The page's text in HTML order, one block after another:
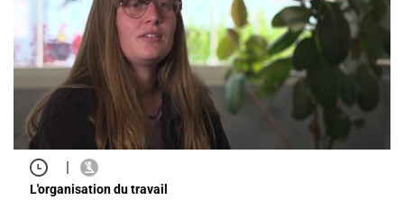
|
L'organisation du travail